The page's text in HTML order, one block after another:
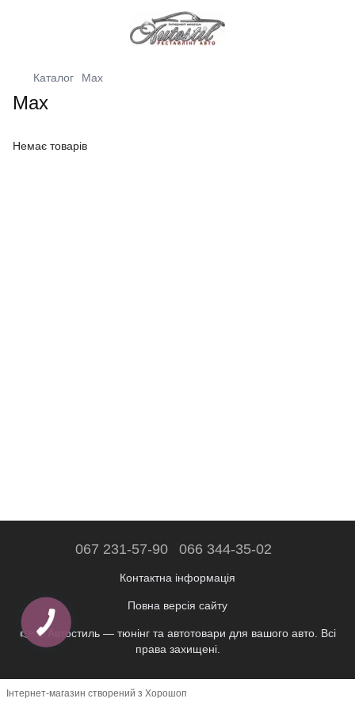
Каталог Max
Max
Немає товарів
067 231-57-90 066 344-35-02
Контактна інформація
Повна версія сайту
👉 © Автостиль — тюнінг та автотовари для вашого авто. Всі
права захищені.
Інтернет-магазин створений з Хорошоп